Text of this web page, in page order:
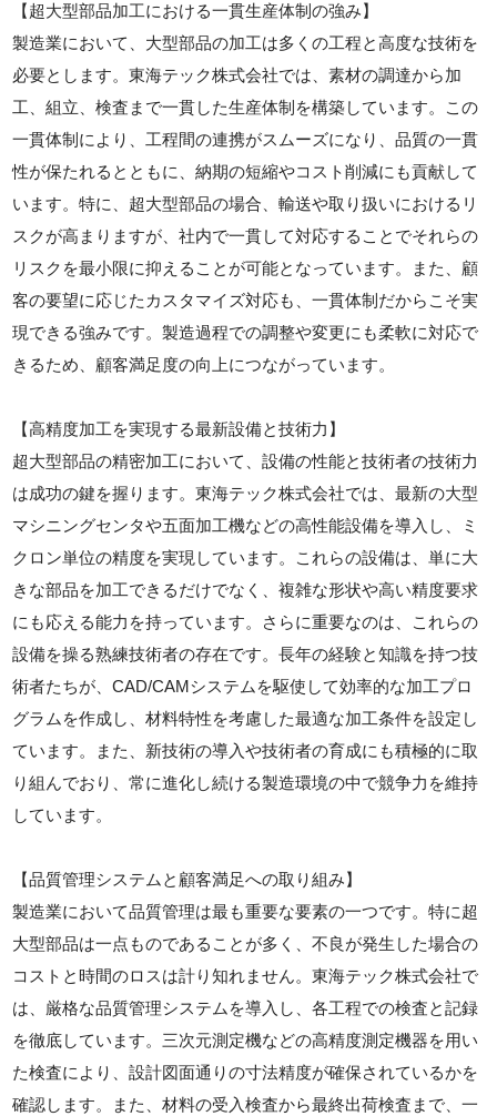
【超大型部品加工における一貫生産体制の強み】
製造業において、大型部品の加工は多くの工程と高度な技術を
必要とします。東海テック株式会社では、素材の調達から加
工、組立、検査まで一貫した生産体制を構築しています。この
一貫体制により、工程間の連携がスムーズになり、品質の一貫
性が保たれるとともに、納期の短縮やコスト削減にも貢献して
います。特に、超大型部品の場合、輸送や取り扱いにおけるリ
スクが高まりますが、社内で一貫して対応することでそれらの
リスクを最小限に抑えることが可能となっています。また、顧
客の要望に応じたカスタマイズ対応も、一貫体制だからこそ実
現できる強みです。製造過程での調整や変更にも柔軟に対応で
きるため、顧客満足度の向上につながっています。
【高精度加工を実現する最新設備と技術力】
超大型部品の精密加工において、設備の性能と技術者の技術力
は成功の鍵を握ります。東海テック株式会社では、最新の大型
マシニングセンタや五面加工機などの高性能設備を導入し、ミ
クロン単位の精度を実現しています。これらの設備は、単に大
きな部品を加工できるだけでなく、複雑な形状や高い精度要求
にも応える能力を持っています。さらに重要なのは、これらの
設備を操る熟練技術者の存在です。長年の経験と知識を持つ技
術者たちが、CAD/CAMシステムを駆使して効率的な加工プロ
グラムを作成し、材料特性を考慮した最適な加工条件を設定し
ています。また、新技術の導入や技術者の育成にも積極的に取
り組んでおり、常に進化し続ける製造環境の中で競争力を維持
しています。
【品質管理システムと顧客満足への取り組み】
製造業において品質管理は最も重要な要素の一つです。特に超
大型部品は一点ものであることが多く、不良が発生した場合の
コストと時間のロスは計り知れません。東海テック株式会社で
は、厳格な品質管理システムを導入し、各工程での検査と記録
を徹底しています。三次元測定機などの高精度測定機器を用い
た検査により、設計図面通りの寸法精度が確保されているかを
確認します。また、材料の受入検査から最終出荷検査まで、一